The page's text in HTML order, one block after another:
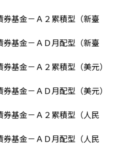
基金－Ａ２累積型（新臺
基金－ＡＤ月配型（新臺
基金－Ａ２累積型（美元）
基金－ＡＤ月配型（美元）
基金－Ａ２累積型（人民
基金－ＡＤ月配型（人民